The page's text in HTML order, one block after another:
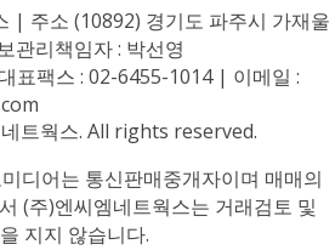
| 주소 (10892) 경기도 파주시 가재울
관리책임자 : 박선영
표팩스 : 02-6455-1014 | 이메일 :
트웍스. All rights reserved.
디어는 통신판매중개자이며 매매의
(주)엔씨엠네트웍스는 거래검토 및
지지 않습니다.